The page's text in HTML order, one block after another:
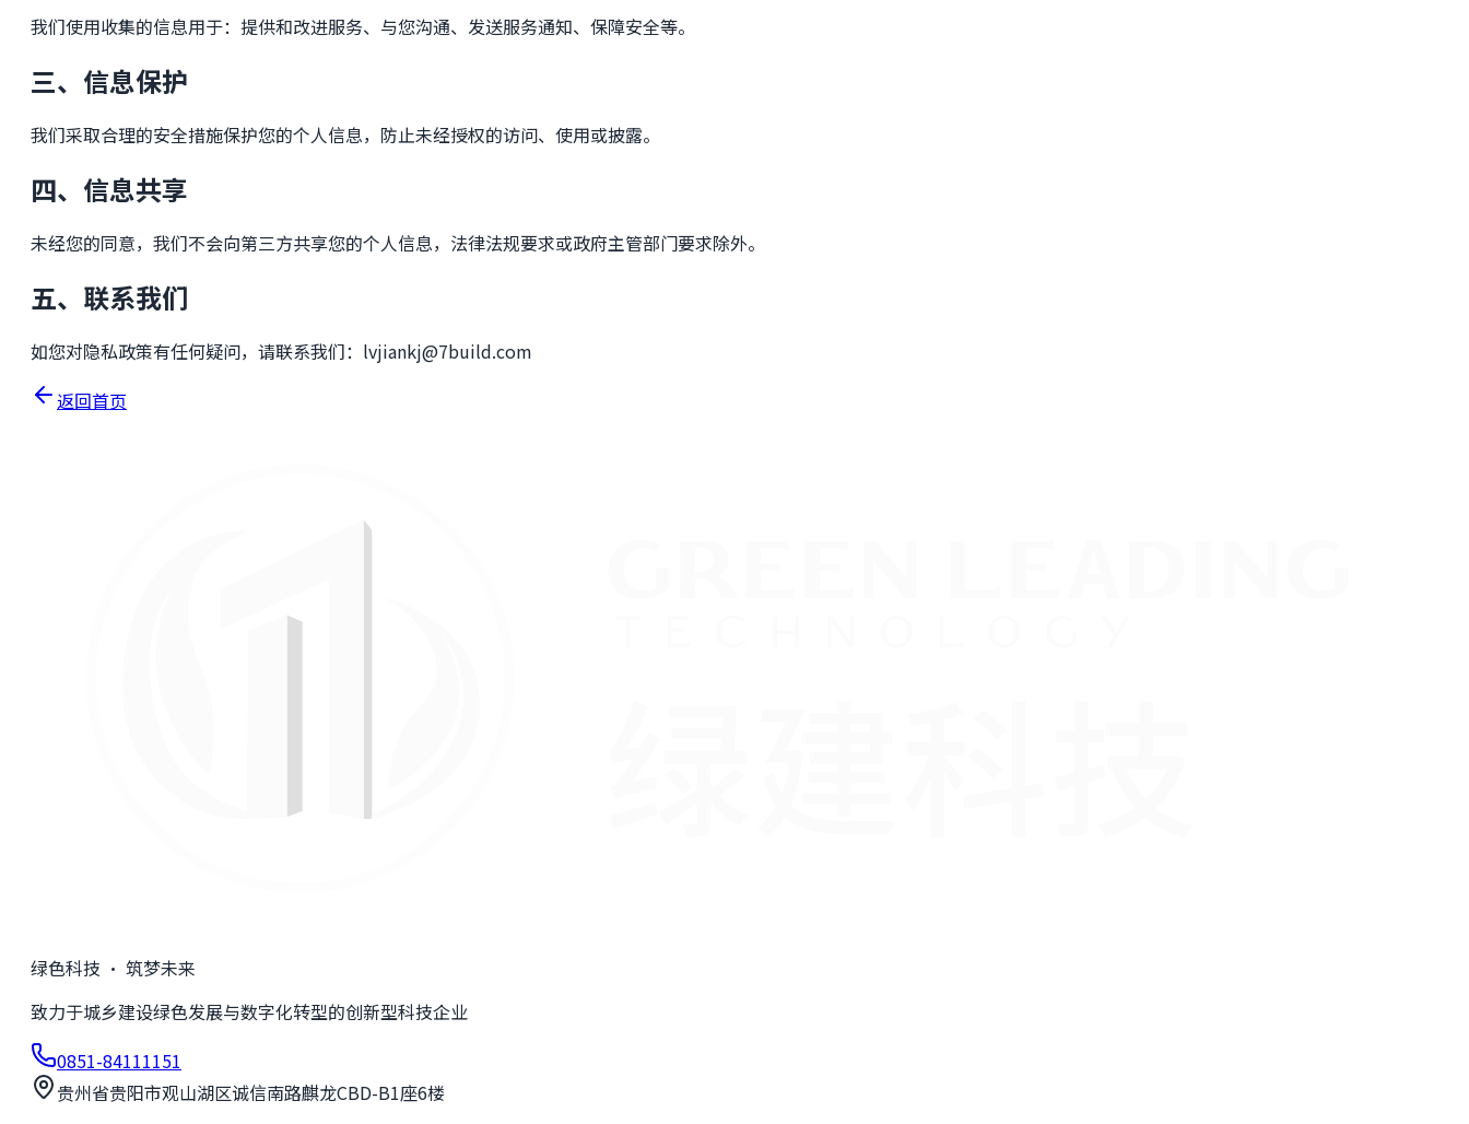
我们使用收集的信息用于：提供和改进服务、与您沟通、发送服务通知、保障安全等。
三、信息保护
我们采取合理的安全措施保护您的个人信息，防止未经授权的访问、使用或披露。
四、信息共享
未经您的同意，我们不会向第三方共享您的个人信息，法律法规要求或政府主管部门要求除外。
五、联系我们
如您对隐私政策有任何疑问，请联系我们：lvjiankj@7build.com
返回首页
绿色科技 · 筑梦未来
致力于城乡建设绿色发展与数字化转型的创新型科技企业
0851-84111151
贵州省贵阳市观山湖区诚信南路麒龙CBD-B1座6楼